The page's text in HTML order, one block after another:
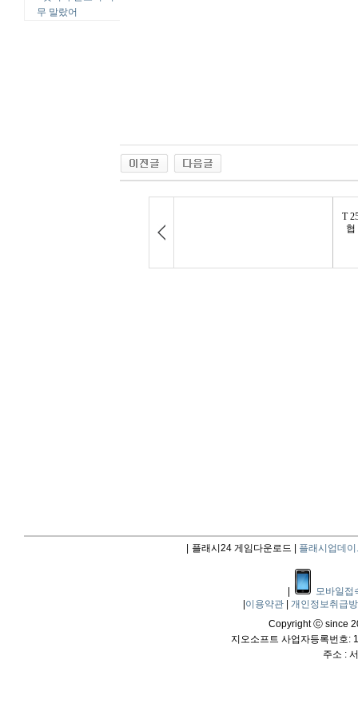
무 말랐어
플래시24 게임다운로드 | 플래시업데이
모바일접
이용약관
개인정보취급
Copyright ⓒ since
지오소프트 사업자등록번호:
주소 :